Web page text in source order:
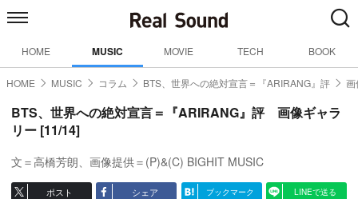
HOME MUSIC MOVIE TECH BOOK
HOME MUSIC コラム BTS、世界への絶対宣言＝『ARIRANG』評 画
BTS、世界への絶対宣言＝『ARIRANG』評 画像ギャラ
リー [11/14]
文＝高橋芳朗、画像提供＝(P)&(C) BIGHIT MUSIC
ポスト シェア ブックマーク LINEで送る